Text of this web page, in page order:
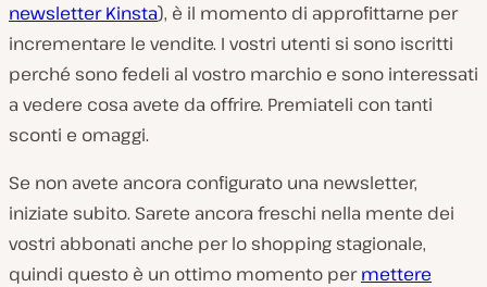
newsletter Kinsta), è il momento di approfittarne per
incrementare le vendite. I vostri utenti si sono iscritti
perché sono fedeli al vostro marchio e sono interessati
a vedere cosa avete da offrire. Premiateli con tanti
sconti e omaggi.
Se non avete ancora configurato una newsletter,
iniziate subito. Sarete ancora freschi nella mente dei
vostri abbonati anche per lo shopping stagionale,
quindi questo è un ottimo momento permettere